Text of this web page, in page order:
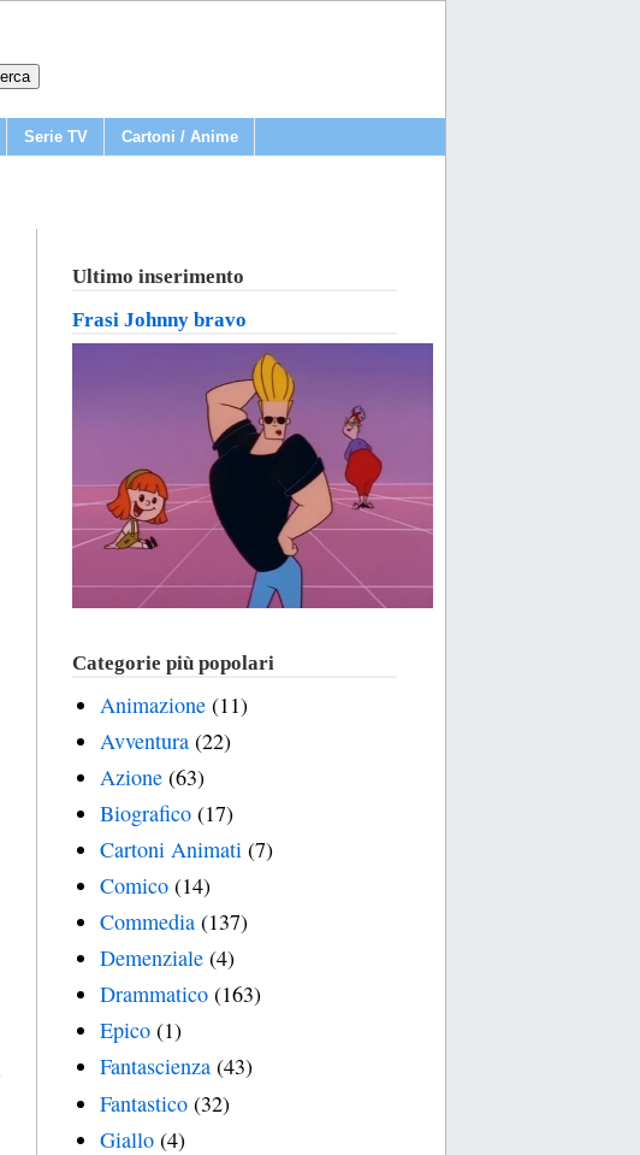
Serie TV Cartoni / Anime
Ultimo inserimento
Frasi Johnny bravo
Categorie più popolari
Animazione (11)
Avventura (22)
Azione (63)
Biografico (17)
Cartoni Animati (7)
Comico (14)
Commedia (137)
Demenziale (4)
Drammatico (163)
Epico (1)
Fantascienza (43)
Fantastico (32)
Giallo (4)